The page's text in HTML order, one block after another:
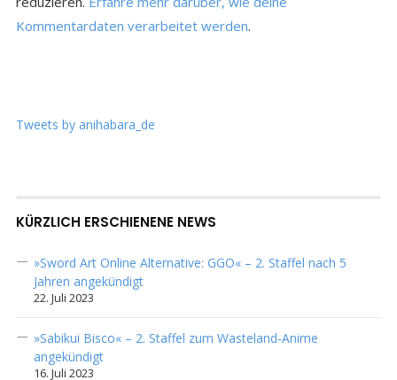
Kommentardaten verarbeitet werden.
Tweets by anihabara_de
KÜRZLICH ERSCHIENENE NEWS
»Sword Art Online Alternative: GGO« – 2. Staffel nach 5
Jahren angekündigt
22. Juli 2023
»Sabikui Bisco« – 2. Staffel zum Wasteland-Anime
angekündigt
16. Juli 2023